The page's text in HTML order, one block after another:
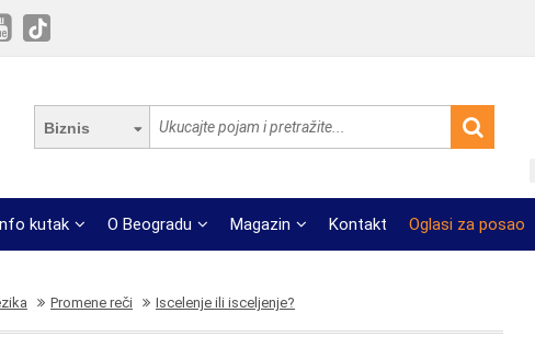
Biznis
kutak O Beogradu Magazin Kontakt Oglasi za posao
Promene reči Iscelenje ili isceljenje?